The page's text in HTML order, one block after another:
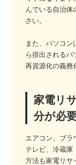
んでいる自治
さい。
また、パソコ
ら排出されるパ
再資源化の義務
家電リ
分が必
エアコン、ブラ
テレビ、冷蔵庫
方法も家電リサ